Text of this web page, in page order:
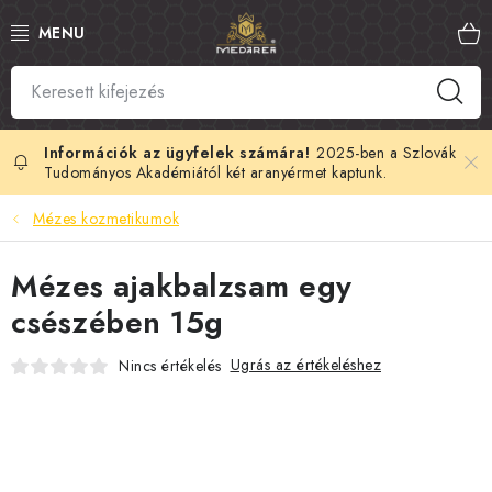
tartalomhoz
SZLOVÁK MÉZ
MANUKA MÉZ
MÉHPEMPŐ
KIRÁLYI ZSELÉ
MÉHMÉREG
2025-ben a Szlovák
Tudományos Akadémiától két aranyérmet kaptunk.
Mézes kozmetikumok
Mézes ajakbalzsam egy
csészében 15g
Nincs értékelés Ugrás az értékeléshez